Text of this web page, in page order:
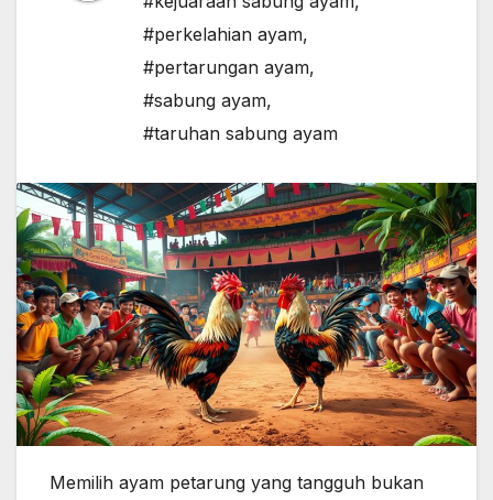
#perkelahian ayam,
#pertarungan ayam,
#sabung ayam,
#taruhan sabung ayam
Memilih ayam petarung yang tangguh bukan